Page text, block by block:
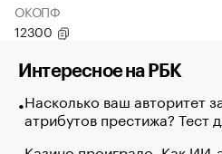
ОКОПФ
12300
Интересное на РБК
Насколько ваш авторитет
атрибутов престижа? Тест